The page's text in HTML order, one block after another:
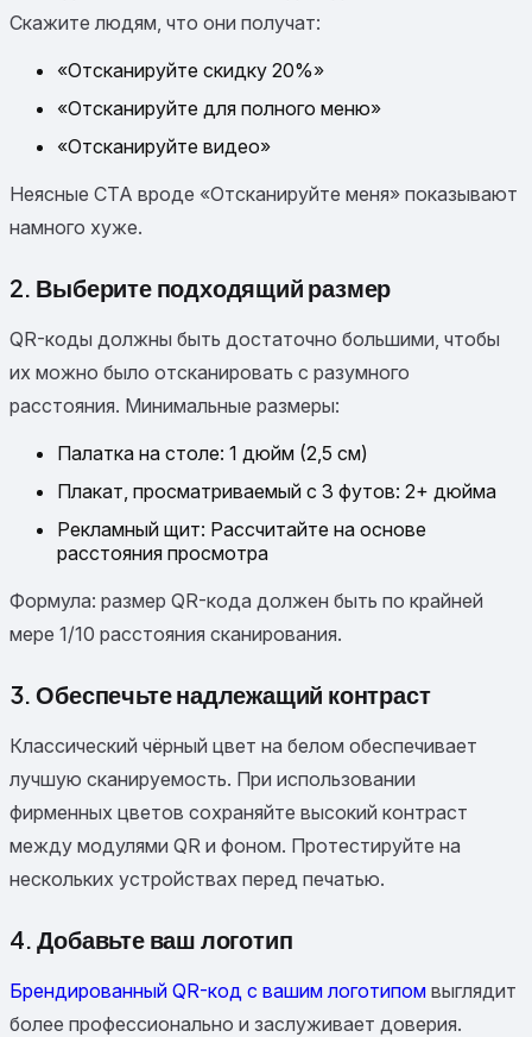
Скажите людям, что они получат:
«Отсканируйте скидку 20%»
«Отсканируйте для полного меню»
«Отсканируйте видео»
Неясные CTA вроде «Отсканируйте меня» показывают
намного хуже.
2. Выберите подходящий размер
QR-коды должны быть достаточно большими, чтобы
их можно было отсканировать с разумного
расстояния. Минимальные размеры:
Палатка на столе: 1 дюйм (2,5 см)
Плакат, просматриваемый с 3 футов: 2+ дюйма
Рекламный щит: Рассчитайте на основе
расстояния просмотра
Формула: размер QR-кода должен быть по крайней
мере 1/10 расстояния сканирования.
3. Обеспечьте надлежащий контраст
Классический чёрный цвет на белом обеспечивает
лучшую сканируемость. При использовании
фирменных цветов сохраняйте высокий контраст
между модулями QR и фоном. Протестируйте на
нескольких устройствах перед печатью.
4. Добавьте ваш логотип
Брендированный QR-код с вашим логотипом выглядит
более профессионально и заслуживает доверия.